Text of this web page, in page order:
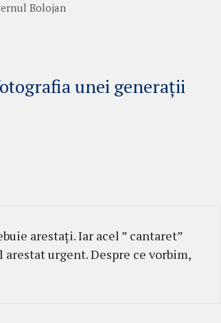
Bolojan
unei generații
arestați. Iar acel ” cantaret”
urgent. Despre ce vorbim,